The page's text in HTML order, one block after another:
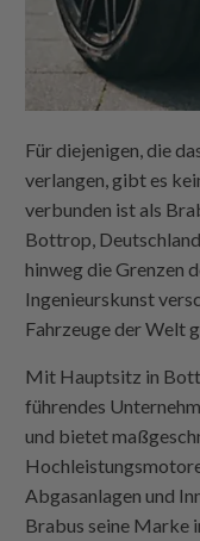
Für diejenigen, die
verlangen, gibt es
verbunden ist als
Bottrop,
hinweg die Grenzen
Ingenieurskunst
Fahrzeuge der Welt
Mit Hauptsitz in
führendes
und bietet
Abgasanlagen und
Brabus seine Marke